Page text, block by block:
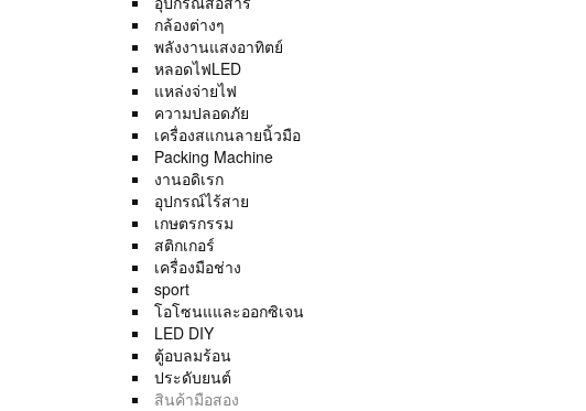
กล้องต่างๆ
พลังงานแสงอาทิตย์
หลอดไฟLED
แหล่งจ่ายไฟ
ความปลอดภัย
เครื่องสแกนลายนิ้วมือ
Packing Machine
งานอดิเรก
อุปกรณ์ไร้สาย
เกษตรกรรม
สติกเกอร์
เครื่องมือช่าง
sport
โอโซนแและออกซิเจน
LED DIY
ตู้อบลมร้อน
ประดับยนต์
สินค้ามือสอง